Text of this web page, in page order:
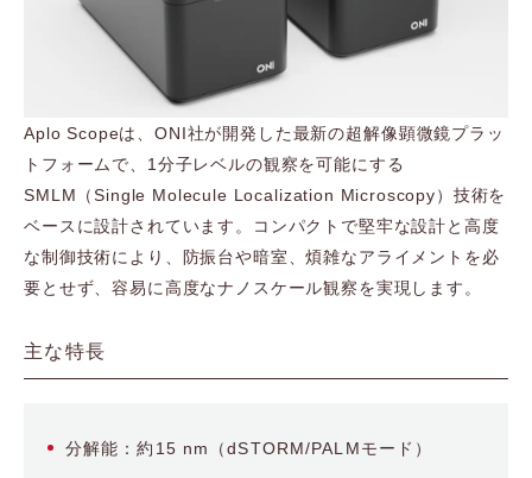
Aplo Scopeは、ONI社が開発した最新の超解像顕微鏡プラッ
トフォームで、1分子レベルの観察を可能にする
SMLM（Single Molecule Localization Microscopy）技術を
ベースに設計されています。コンパクトで堅牢な設計と高度
な制御技術により、防振台や暗室、煩雑なアライメントを必
要とせず、容易に高度なナノスケール観察を実現します。
主な特長
分解能：約15 nm（dSTORM/PALMモード）